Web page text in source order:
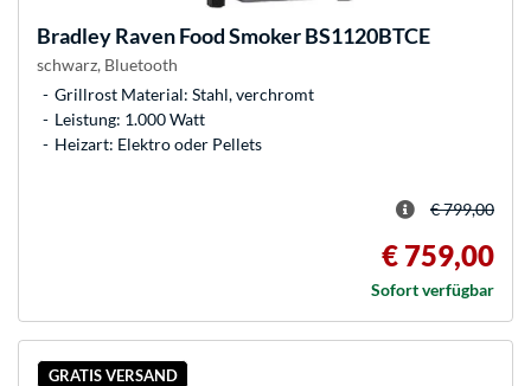
BradleyRaven Food Smoker BS1120BTCE
schwarz, Bluetooth
Grillrost Material: Stahl, verchromt
Leistung: 1.000 Watt
Heizart: Elektro oder Pellets
€ 799,00
€ 759,00
Sofort verfügbar
GRATIS VERSAND